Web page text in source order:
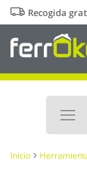
Ir
al
contenido
Recogida
Inicio